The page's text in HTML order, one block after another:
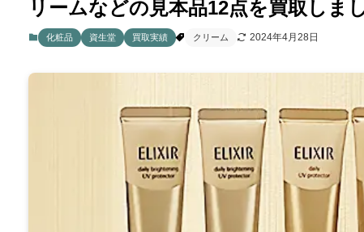
リームなどの見本品12点を買取しま
化粧品 資生堂 買取実績 クリーム 2024年4月28日